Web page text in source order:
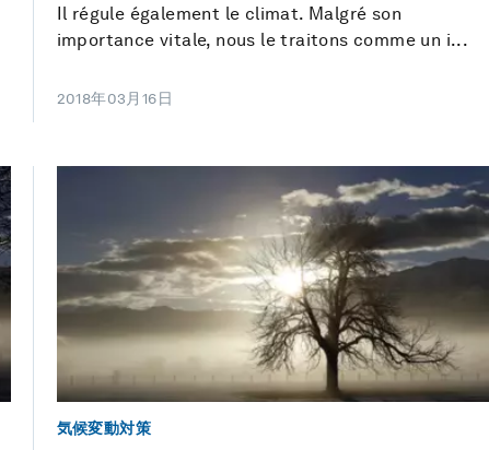
Il régule également le climat. Malgré son
importance vitale, nous le traitons comme un i...
2018年03月16日
気候変動対策